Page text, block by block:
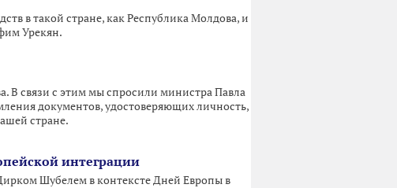
в такой стране, как Республика Молдова, и
Урекян.
В связи с этим мы спросили министра Павла
документов, удостоверяющих личность,
стране.
интеграции
Шубелем в контексте Дней Европы в